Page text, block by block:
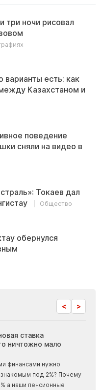
три ночи рисовал
варианты есть: как
Казахстаном и
поведение
сняли на видео в
Токаев дал
Общество
обернулся
< >
ставка
ничтожно мало
финансами нужно
под 2%? Почему
а наши пенсионные